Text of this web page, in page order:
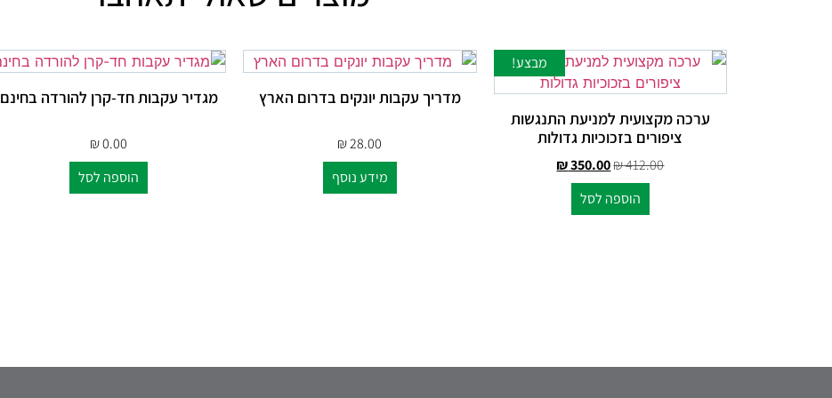
מבצע!
ערכה מקצועית למניעת התנגשות
ציפורים בזכוכיות גדולות
₪412.00
₪350.00
הוספה לסל
מדריך עקבות יונקים בדרום הארץ
₪28.00
מידע נוסף
מגדיר עקבות חד-קרן להורדה בחינם
₪0.00
הוספה לסל